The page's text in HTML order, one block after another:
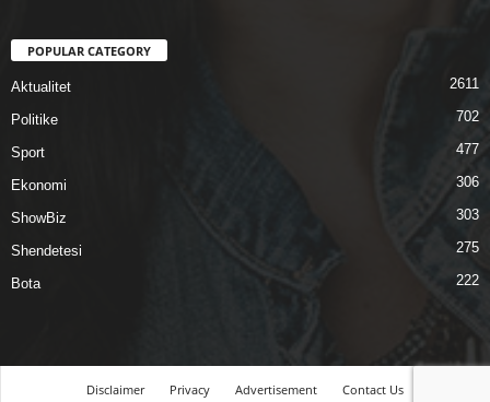
POPULAR CATEGORY
Aktualitet 2611
Politike 702
Sport 477
Ekonomi 306
ShowBiz 303
Shendetesi 275
Bota 222
Disclaimer Privacy Advertisement Contact Us